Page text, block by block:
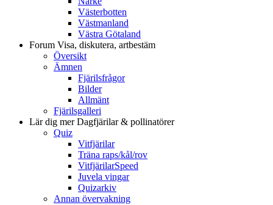
Västerbotten
Västmanland
Västra Götaland
Forum Visa, diskutera, artbestäm
Översikt
Ämnen
Fjärilsfrågor
Bilder
Allmänt
Fjärilsgalleri
Lär dig merDagfjärilar & pollinatörer
Quiz
Vitfjärilar
Träna raps/kål/rov
VitfjärilarSpeed
Juvela vingar
Quizarkiv
Annan övervakning